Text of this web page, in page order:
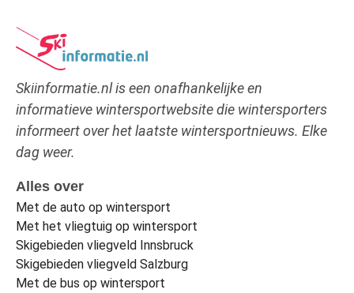
Skiinformatie.nl is een onafhankelijke en
informatieve wintersportwebsite die wintersporters
informeert over het laatste wintersportnieuws. Elke
dag weer.
Alles over
Met de auto op wintersport
Met het vliegtuig op wintersport
Skigebieden vliegveld Innsbruck
Skigebieden vliegveld Salzburg
Met de bus op wintersport